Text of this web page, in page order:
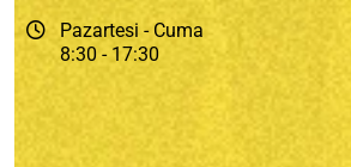
Pazartesi - Cuma
8:30 - 17:30